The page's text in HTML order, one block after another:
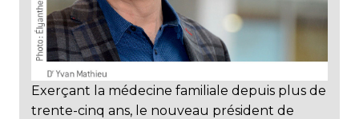
Exerçant la médecine familiale depuis plus de
trente-cinq ans, le nouveau président de